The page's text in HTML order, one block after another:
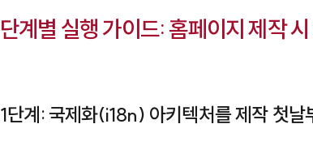
단계별 실행 가이드: 홈페이지 제작
1단계: 국제화(i18n) 아키텍처를 제작 첫날